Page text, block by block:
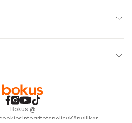
Bokus @
IntegritetspolicyKöpvillkor